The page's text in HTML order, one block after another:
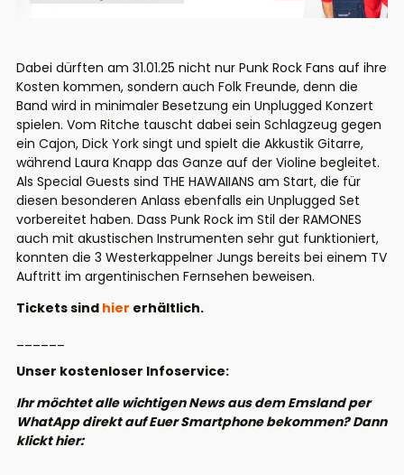
Dabei dürften am 31.01.25 nicht nur Punk Rock Fans auf ihre
Kosten kommen, sondern auch Folk Freunde, denn die
Band wird in minimaler Besetzung ein Unplugged Konzert
spielen. Vom Ritche tauscht dabei sein Schlagzeug gegen
ein Cajon, Dick York singt und spielt die Akkustik Gitarre,
während Laura Knapp das Ganze auf der Violine begleitet.
Als Special Guests sind THE HAWAIIANS am Start, die für
diesen besonderen Anlass ebenfalls ein Unplugged Set
vorbereitet haben. Dass Punk Rock im Stil der RAMONES
auch mit akustischen Instrumenten sehr gut funktioniert,
konnten die 3 Westerkappelner Jungs bereits bei einem TV
Auftritt im argentinischen Fernsehen beweisen.
Tickets sind hier erhältlich.
Unser kostenloser Infoservice:
Ihr möchtet alle wichtigen News aus dem Emsland per
WhatApp direkt auf Euer Smartphone bekommen? Dann
klickt hier: